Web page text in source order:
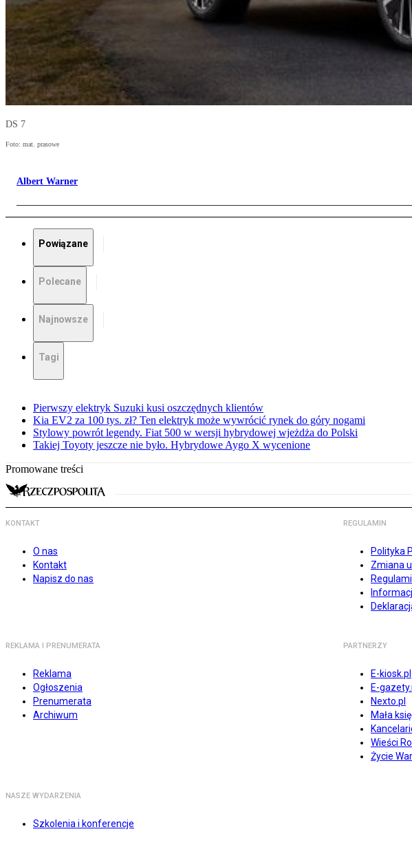
DS 7
Foto: mat. prasowe
Albert Warner
Powiązane
Polecane
Najnowsze
Tagi
Pierwszy elektryk Suzuki kusi oszczędnych klientów
Kia EV2 za 100 tys. zł? Ten elektryk może wywrócić rynek do góry nogami
Stylowy powrót legendy. Fiat 500 w wersji hybrydowej wjeżdża do Polski
Takiej Toyoty jeszcze nie było. Hybrydowe Aygo X wycenione
Promowane treści
KONTAKT
O nas
Kontakt
Napisz do nas
REGULAMIN
Polityka
Zmiana
REKLAMA I PRENUMERATA
Reklama
Ogłoszenia
Prenumerata
Archiwum
PARTNERZY
E-kiosk.pl
E-
Nexto.pl
Mała
Wieści
Życie
NASZE WYDARZENIA
Szkolenia i konferencje